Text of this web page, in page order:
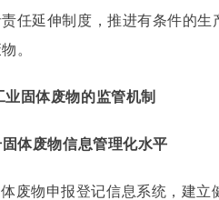
任延伸制度，推进有条件的
。
业固体废物的监管机制
体废物信息管理化水平
废物申报登记信息系统，建